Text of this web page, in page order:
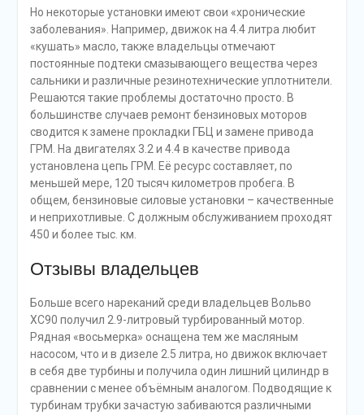
Но некоторые установки имеют свои «хронические
заболевания». Например, движок на 4.4 литра любит
«кушать» масло, также владельцы отмечают
постоянные подтеки смазывающего вещества через
сальники и различные резинотехнические уплотнители.
Решаются такие проблемы достаточно просто. В
большинстве случаев ремонт бензиновых моторов
сводится к замене прокладки ГБЦ и замене привода
ГРМ. На двигателях 3.2 и 4.4 в качестве привода
установлена цепь ГРМ. Её ресурс составляет, по
меньшей мере, 120 тысяч километров пробега. В
общем, бензиновые силовые установки – качественные
и неприхотливые. С должным обслуживанием проходят
450 и более тыс. км.
Отзывы владельцев
Больше всего нареканий среди владельцев Вольво
XC90 получил 2.9-литровый турбированный мотор.
Рядная «восьмерка» оснащена тем же масляным
насосом, что и в дизеле 2.5 литра, но движок включает
в себя две турбины и получила один лишний цилиндр в
сравнении с менее объёмным аналогом. Подводящие к
турбинам трубки зачастую забиваются различными